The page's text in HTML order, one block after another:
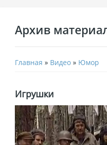
Архив
Главная » Видео » Юмор
Игрушки